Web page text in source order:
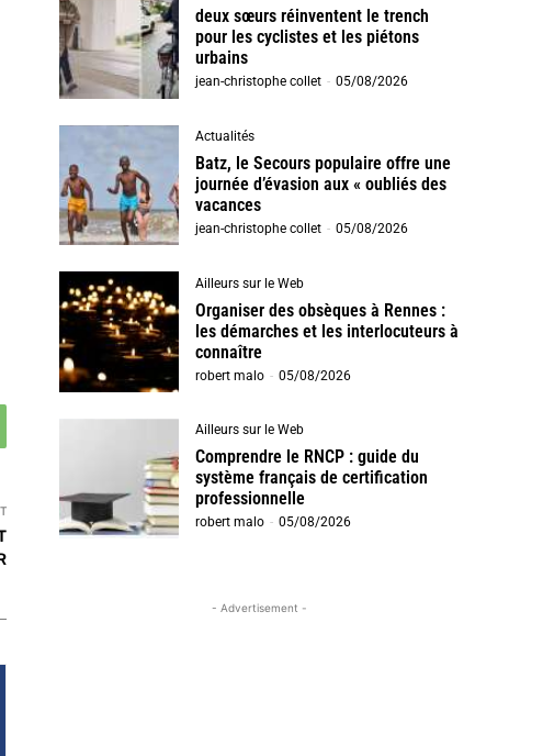
deux sœurs réinventent le trench
pour les cyclistes et les piétons
urbains
jean-christophe collet - 05/08/2026
Actualités
Batz, le Secours populaire offre une
journée d’évasion aux « oubliés des
vacances
jean-christophe collet - 05/08/2026
Ailleurs sur le Web
Organiser des obsèques à Rennes :
les démarches et les interlocuteurs à
connaître
robert malo - 05/08/2026
Ailleurs sur le Web
Comprendre le RNCP : guide du
système français de certification
professionnelle
robert malo - 05/08/2026
- Advertisement -